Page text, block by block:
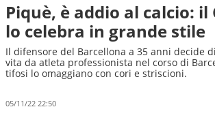
Piquè, è addio al calcio: il
lo celebra in grande stile
Il difensore del Barcellona a 35 anni decide
vita da atleta professionista nel corso di
tifosi lo omaggiano con cori e striscioni.
05/11/22 22:50